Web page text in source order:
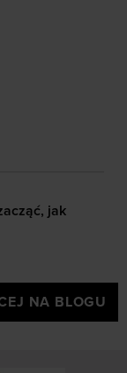
zacząć, jak
jak
NA BLOGU